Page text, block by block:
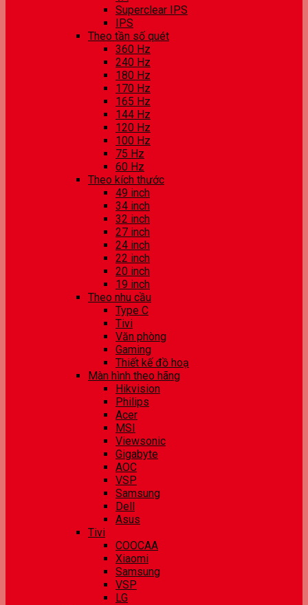
Superclear IPS
IPS
Theo tần số quét
360 Hz
240 Hz
180 Hz
170 Hz
165 Hz
144 Hz
120 Hz
100 Hz
75 Hz
60 Hz
Theo kích thước
49 inch
34 inch
32 inch
27 inch
24 inch
22 inch
20 inch
19 inch
Theo nhu cầu
Type C
Tivi
Văn phòng
Gaming
Thiết kế đồ hoạ
Màn hình theo hãng
Hikvision
Philips
Acer
MSI
Viewsonic
Gigabyte
AOC
VSP
Samsung
Dell
Asus
Tivi
COOCAA
Xiaomi
Samsung
VSP
LG